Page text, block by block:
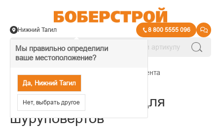
Мы правильно определили
ваше местоположение?
Да, Нижний Тагил
Нет, выбрать другое
Нижний Тагил 8 800 5555 096
Аксессуары для электроинструмента
Биты и наборы бит для
шуруповертов